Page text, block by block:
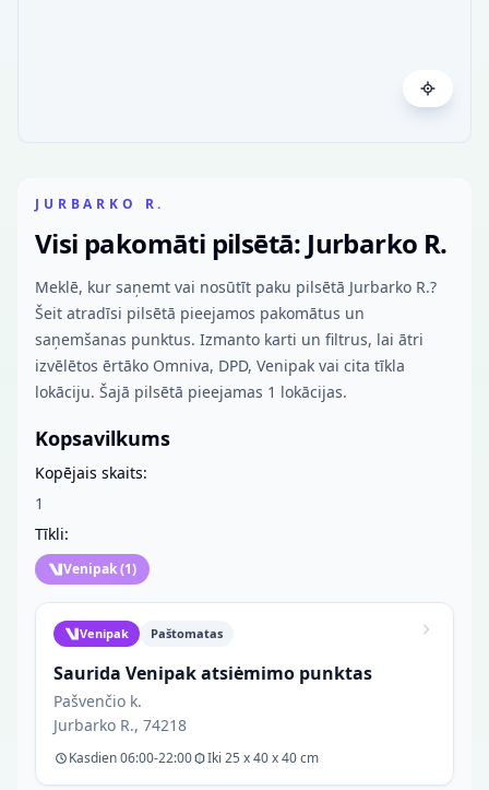
JURBARKO R.
Visi pakomāti pilsētā: Jurbarko R.
Meklē, kur saņemt vai nosūtīt paku pilsētā Jurbarko R.?
Šeit atradīsi pilsētā pieejamos pakomātus un
saņemšanas punktus. Izmanto karti un filtrus, lai ātri
izvēlētos ērtāko Omniva, DPD, Venipak vai cita tīkla
lokāciju. Šajā pilsētā pieejamas 1 lokācijas.
Kopsavilkums
Kopējais skaits:
1
Tīkli:
Venipak(1)
Venipak Paštomatas
Saurida Venipak atsiėmimo punktas
Pašvenčio k.
Jurbarko R., 74218
Kasdien 06:00-22:00 Iki 25 x 40 x 40 cm